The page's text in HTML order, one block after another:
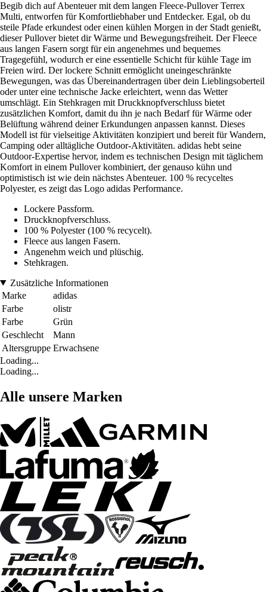
Begib dich auf Abenteuer mit dem langen Fleece-Pullover Terrex
Multi, entworfen für Komfortliebhaber und Entdecker. Egal, ob du
steile Pfade erkundest oder einen kühlen Morgen in der Stadt genießt,
dieser Pullover bietet dir Wärme und Bewegungsfreiheit. Der Fleece
aus langen Fasern sorgt für ein angenehmes und bequemes
Tragegefühl, wodurch er eine essentielle Schicht für kühle Tage im
Freien wird. Der lockere Schnitt ermöglicht uneingeschränkte
Bewegungen, was das Übereinandertragen über dein Lieblingsoberteil
oder unter eine technische Jacke erleichtert, wenn das Wetter
umschlägt. Ein Stehkragen mit Druckknopfverschluss bietet
zusätzlichen Komfort, damit du ihn je nach Bedarf für Wärme oder
Belüftung während deiner Erkundungen anpassen kannst. Dieses
Modell ist für vielseitige Aktivitäten konzipiert und bereit für Wandern,
Camping oder alltägliche Outdoor-Aktivitäten. adidas hebt seine
Outdoor-Expertise hervor, indem es technischen Design mit täglichem
Komfort in einem Pullover kombiniert, der genauso kühn und
optimistisch ist wie dein nächstes Abenteuer. 100 % recyceltes
Polyester, es zeigt das Logo adidas Performance.
Lockere Passform.
Druckknopfverschluss.
100 % Polyester (100 % recycelt).
Fleece aus langen Fasern.
Angenehm weich und plüschig.
Stehkragen.
Zusätzliche Informationen
Marke
adidas
Farbe
olistr
Farbe
Grün
Geschlecht
Mann
Altersgruppe Erwachsene
Loading...
Loading...
Alle unsere Marken